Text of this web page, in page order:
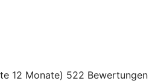
12 Monate) 522 Bewertungen